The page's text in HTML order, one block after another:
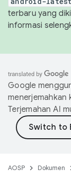
terbaru yang
informasi
Google
menerjemahkan
Terjemahan AI
AOSP Dokumen